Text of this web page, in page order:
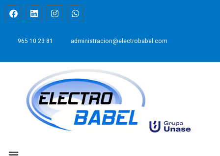
965 10 23 81 administracion@electrobabel.com